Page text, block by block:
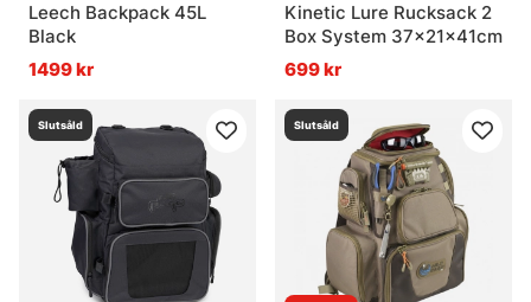
Leech Backpack 45L
Black
1499 kr
Kinetic Lure Rucksack 2
Box System 37x21x41cm
699 kr
Slutsåld Slutsåld